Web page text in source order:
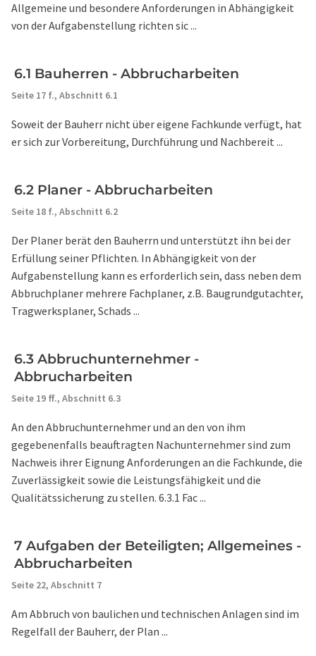
Allgemeine und besondere Anforderungen in Abhängigkeit
von der Aufgabenstellung richten sic ...
6.1 Bauherren - Abbrucharbeiten
Seite 17 f., Abschnitt 6.1
Soweit der Bauherr nicht über eigene Fachkunde verfügt, hat
er sich zur Vorbereitung, Durchführung und Nachbereit ...
6.2 Planer - Abbrucharbeiten
Seite 18 f., Abschnitt 6.2
Der Planer berät den Bauherrn und unterstützt ihn bei der
Erfüllung seiner Pflichten. In Abhängigkeit von der
Aufgabenstellung kann es erforderlich sein, dass neben dem
Abbruchplaner mehrere Fachplaner, z.B. Baugrundgutachter,
Tragwerksplaner, Schads ...
6.3 Abbruchunternehmer -
Abbrucharbeiten
Seite 19 ff., Abschnitt 6.3
An den Abbruchunternehmer und an den von ihm
gegebenenfalls beauftragten Nachunternehmer sind zum
Nachweis ihrer Eignung Anforderungen an die Fachkunde, die
Zuverlässigkeit sowie die Leistungsfähigkeit und die
Qualitätssicherung zu stellen. 6.3.1 Fac ...
7 Aufgaben der Beteiligten; Allgemeines -
Abbrucharbeiten
Seite 22, Abschnitt 7
Am Abbruch von baulichen und technischen Anlagen sind im
Regelfall der Bauherr, der Plan ...